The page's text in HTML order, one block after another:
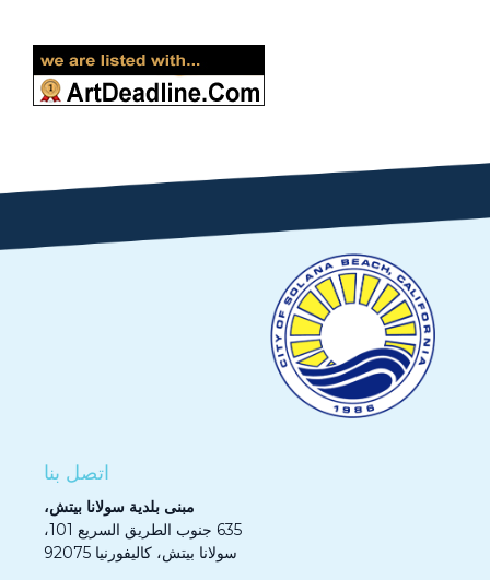
اتصل بنا
مبنى بلدية سولانا بيتش،
635 جنوب الطريق السريع 101،
سولانا بيتش، كاليفورنيا 92075